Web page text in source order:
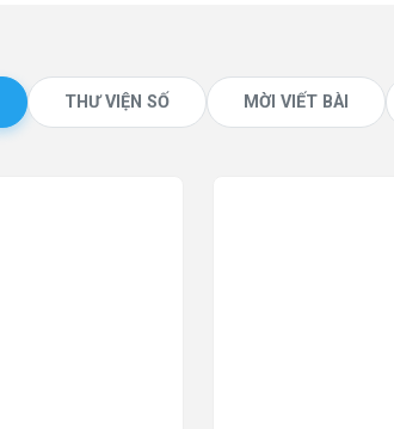
THƯ VIỆN SỐ MỜI VIẾT BÀI